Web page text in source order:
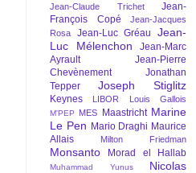
Jean-Claude Trichet
Jean-
François Copé
Jean-Jacques
Rosa
Jean-Luc Gréau
Jean-
Luc Mélenchon
Jean-Marc
Ayrault
Jean-Pierre
Chevènement
Jonathan
Tepper
Joseph Stiglitz
Keynes LIBOR Louis Gallois
M'PEP MES Maastricht Marine
Le Pen Mario Draghi Maurice
Allais
Milton Friedman
Monsanto Morad el Hallab
Muhammad Yunus
Nicolas